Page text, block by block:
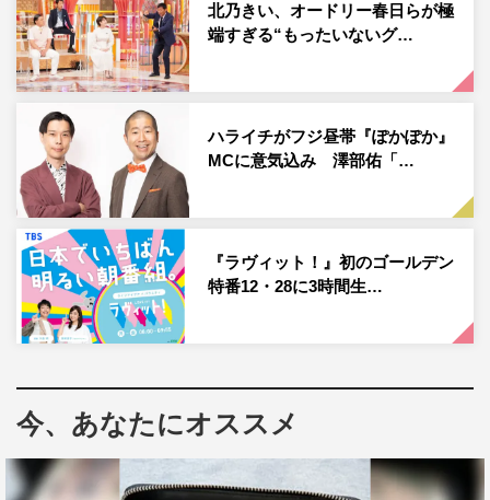
ックな遊び方を、「ココアの楽しみ方編」では、ココアの
粉末を牛乳に溶かして飲むのが本流なのに対し、“我流”は
見たら思わず笑ってしまうようなココアの飲み方を提案。
状態に凍ってしまう裏技も飛び出す。
土曜RISE！『我流しか勝たん！クリスマスSP』左から）北乃きい、岩
北乃きい、オードリー春日らが極
端すぎる“もったいないグ…
ハライチがフジ昼帯『ぽかぽか』
MCに意気込み 澤部佑「…
『ラヴィット！』初のゴールデン
特番12・28に3時間生…
今、あなたにオススメ